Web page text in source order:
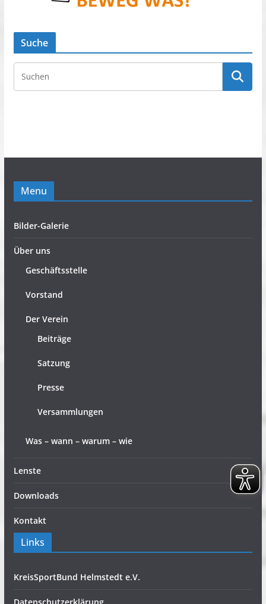
Suche
Menu
Bilder-Galerie
Über uns
Geschäftsstelle
Vorstand
Der Verein
Beiträge
Satzung
Presse
Versammlungen
Was – wann – warum – wie
Lenste
Downloads
Kontakt
Links
KreisSportBund Helmstedt e.V.